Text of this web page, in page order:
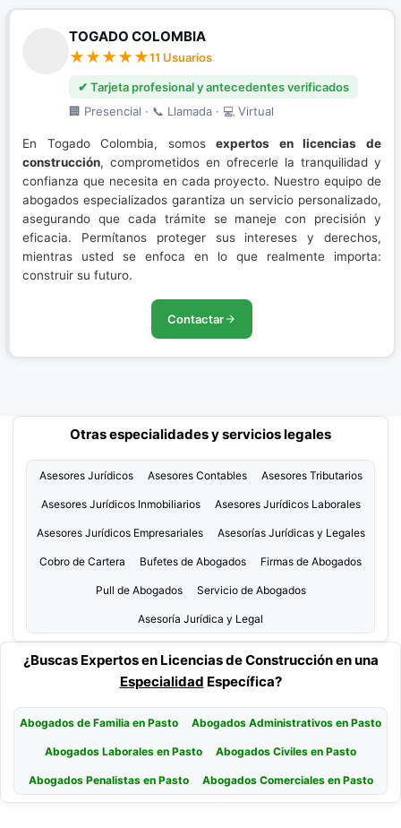
TOGADO COLOMBIA
11 Usuarios
✔ Tarjeta profesional y antecedentes verificados
🏢 Presencial · 📞 Llamada · 💻 Virtual
En Togado Colombia, somosexpertos en licencias de
construcción, comprometidos en ofrecerle la tranquilidad y
confianza que necesita en cada proyecto. Nuestro equipo de
abogados especializados garantiza un servicio personalizado,
asegurando que cada trámite se maneje con precisión y
eficacia. Permítanos proteger sus intereses y derechos,
mientras usted se enfoca en lo que realmente importa:
construir su futuro.
Contactar
Otras especialidades y servicios legales
Asesores Jurídicos Asesores Contables Asesores Tributarios
Asesores Jurídicos Inmobiliarios Asesores Jurídicos Laborales
Asesores Jurídicos Empresariales Asesorías Jurídicas y Legales
Cobro de Cartera Bufetes de Abogados Firmas de Abogados
Pull de Abogados Servicio de Abogados
Asesoría Jurídica y Legal
¿Buscas Expertos en Licencias de Construcción en una
Especialidad Específica?
Abogados de Familia en Pasto Abogados Administrativos en Pasto
Abogados Laborales en Pasto Abogados Civiles en Pasto
Abogados Penalistas en Pasto Abogados Comerciales en Pasto